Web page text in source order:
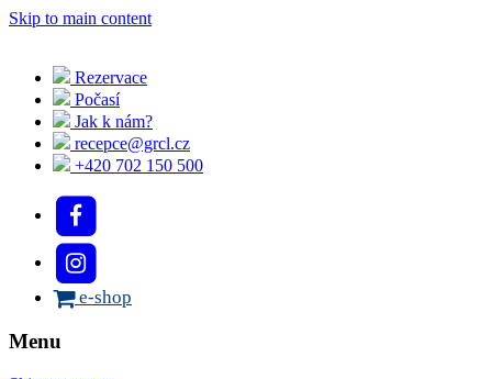
Skip to main content
Rezervace
Počasí
Jak k nám?
recepce@grcl.cz
+420 702 150 500
e-shop
Menu